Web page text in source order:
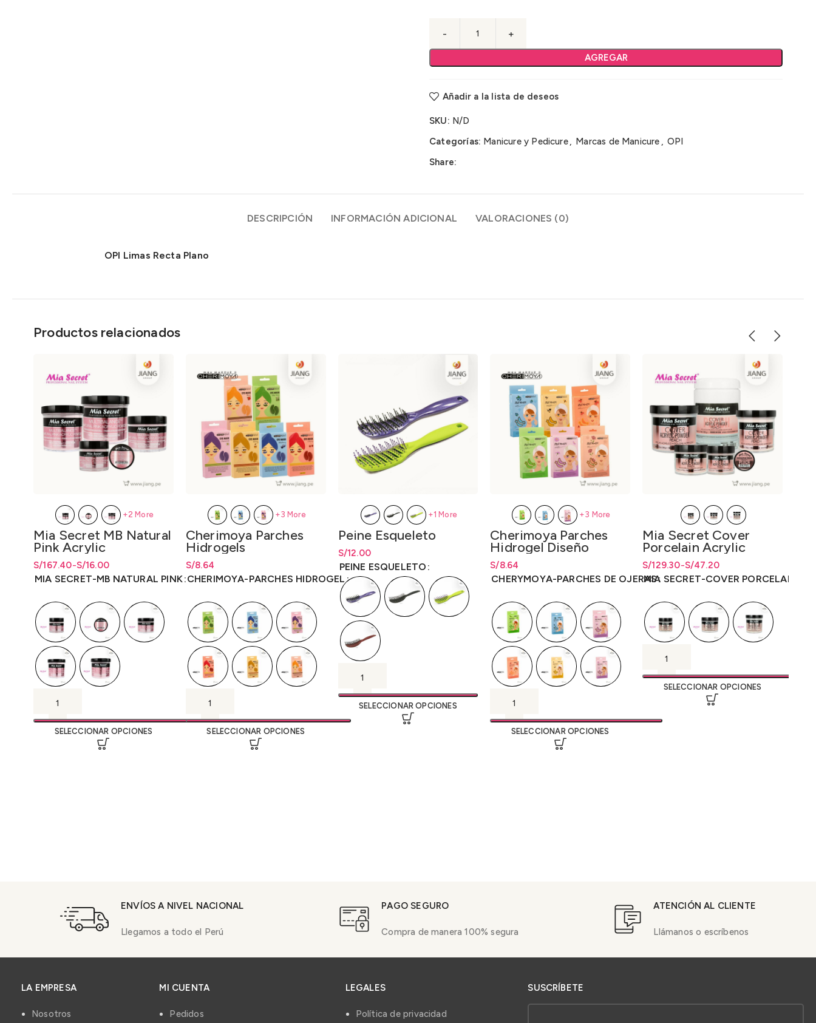
AGREGAR
Añadir a la lista de deseos
SKU: N/D
Categorías: Manicure y Pedicure, Marcas de Manicure , OPI
Share:
DESCRIPCIÓN INFORMACIÓN ADICIONAL VALORACIONES (0)
OPI Limas Recta Plano
Productos relacionados
Mia Secret MB Natural
Pink Acrylic
S/16.00
-
S/167.40
Rango de precios: desde S/16.00
hasta S/167.40
Rango de precios: desde
hastaS/167.40
MIA SECRET-MB NATURAL PINK
SELECCIONAR OPCIONES
+2 More
Cherimoya Parches
Hidrogels
S/8.64
Rango de precios: desde
hastaS/8.64
CHERIMOYA-PARCHES HIDROGEL
SELECCIONAR OPCIONES
+3 More
Peine Esqueleto
S/12.00
Rango de precios: desde
hastaS/12.00
PEINE ESQUELETO
SELECCIONAR OPCIONES
+1 More
Cherimoya Parches
Hidrogel Diseño
S/8.64
Rango de precios: desde
hastaS/8.64
CHERYMOYA-PARCHES DE OJERAS
SELECCIONAR OPCIONES
+3 More
Mia Secret Cover
Porcelain Acrylic
PowderS/47.20
-
S/129.30
Rango de precios: desde S/47.20
hasta S/129.30
Rango de precios: desde
S/47.20hastaS/129.30
MIA SECRET-COVER PORCELAIN
SELECCIONAR OPCIONES
ENVÍOS A NIVEL NACIONAL
Llegamos a todo el Perú
PAGO SEGURO
Compra de manera 100% segura
ATENCIÓN AL CLIENTE
Llámanos o escríbenos
LA EMPRESA
Nosotros
MI CUENTA
Pedidos
LEGALES
Política de privacidad
SUSCRÍBETE